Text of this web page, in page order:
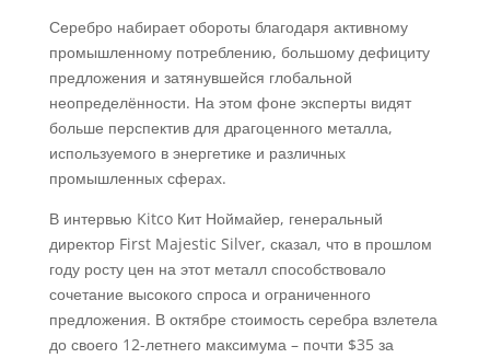
Серебро набирает обороты благодаря активному
промышленному потреблению, большому дефициту
предложения и затянувшейся глобальной
неопределённости. На этом фоне эксперты видят
больше перспектив для драгоценного металла,
используемого в энергетике и различных
промышленных сферах.
В интервью Kitco Кит Ноймайер, генеральный
директор First Majestic Silver, сказал, что в прошлом
году росту цен на этот металл способствовало
сочетание высокого спроса и ограниченного
предложения. В октябре стоимость серебра взлетела
до своего 12-летнего максимума – почти $35 за